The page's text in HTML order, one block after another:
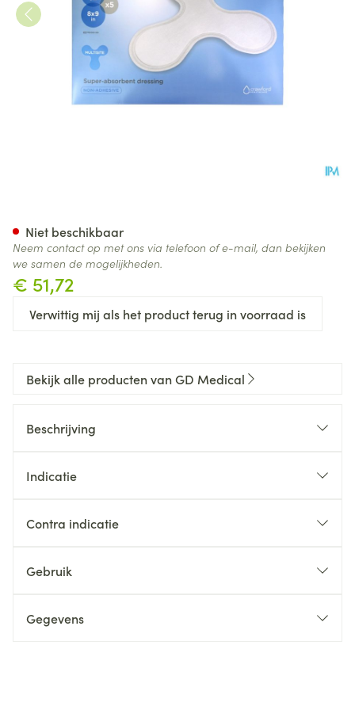
€ 51,72
Verwittig mij als het product terug in voorraad is
Niet beschikbaar
Neem contact op met ons via telefoon of e-mail, dan bekijken
we samen de mogelijkheden.
Bekijk alle producten van GD Medical
Beschrijving
Indicatie
Contra indicatie
Gebruik
Gegevens